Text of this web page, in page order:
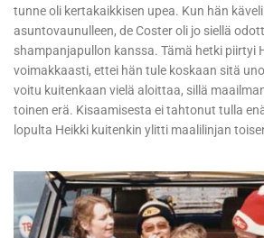
tunne oli kertakaikkisen upea. Kun hän
asuntovaunulleen, de Coster oli jo siellä
shampanjapullon kanssa. Tämä hetki piirtyi
voimakkaasti, ettei hän tule koskaan sitä
voitu kuitenkaan vielä aloittaa, sillä
toinen erä. Kisaamisesta ei tahtonut tulla
lopulta Heikki kuitenkin ylitti maalilinjan